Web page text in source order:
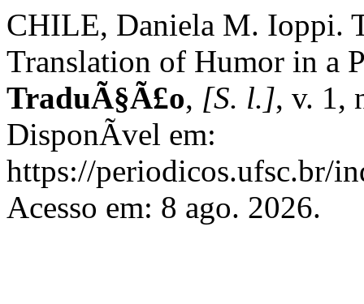
CHILE, Daniela M. Ioppi.
Translation of Humor in a
TraduÃ§Ã£o, [S. l.], v. 1,
DisponÃ­vel em:
https://periodicos.ufsc.br/
Acesso em: 8 ago. 2026.